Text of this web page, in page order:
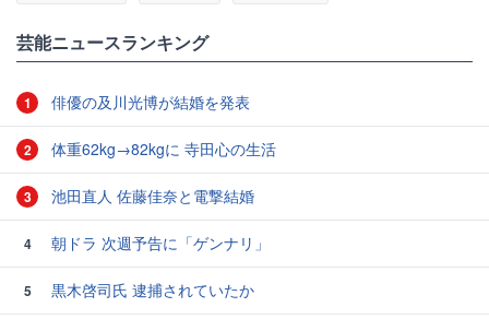
芸能ニュースランキング
1 俳優の及川光博が結婚を発表
2 体重62kg→82kgに 寺田心の生活
3 池田直人 佐藤佳奈と電撃結婚
4 朝ドラ 次週予告に「ゲンナリ」
5
黒木啓司氏 逮捕されていたか